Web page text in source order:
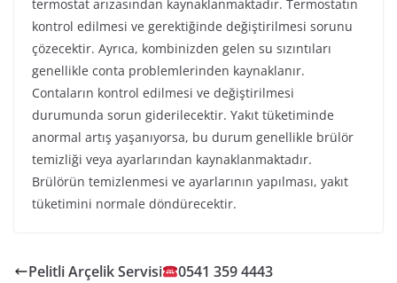
termostat arızasından kaynaklanmaktadır. Termostatın
kontrol edilmesi ve gerektiğinde değiştirilmesi sorunu
çözecektir. Ayrıca, kombinizden gelen su sızıntıları
genellikle conta problemlerinden kaynaklanır.
Contaların kontrol edilmesi ve değiştirilmesi
durumunda sorun giderilecektir. Yakıt tüketiminde
anormal artış yaşanıyorsa, bu durum genellikle brülör
temizliği veya ayarlarından kaynaklanmaktadır.
Brülörün temizlenmesi ve ayarlarının yapılması, yakıt
tüketimini normale döndürecektir.
Pelitli Arçelik Servisi
0541 359 4443